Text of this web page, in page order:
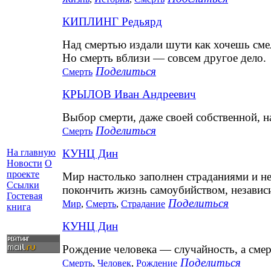
На главную
Новости О
проекте
Ссылки
Гостевая
книга
КИПЛИНГ Редьярд
Над смертью издали шути как хочешь
Но смерть вблизи — совсем другое дело.
Смерть Поделиться
КРЫЛОВ Иван Андреевич
Выбор смерти, даже своей собственной,
Смерть Поделиться
КУНЦ Дин
Мир настолько заполнен страданиями и
покончить жизнь самоубийством,
Мир, Смерть, Страдание Поделиться
КУНЦ Дин
Рождение человека — случайность, а
Смерть, Человек, Рождение Поделиться